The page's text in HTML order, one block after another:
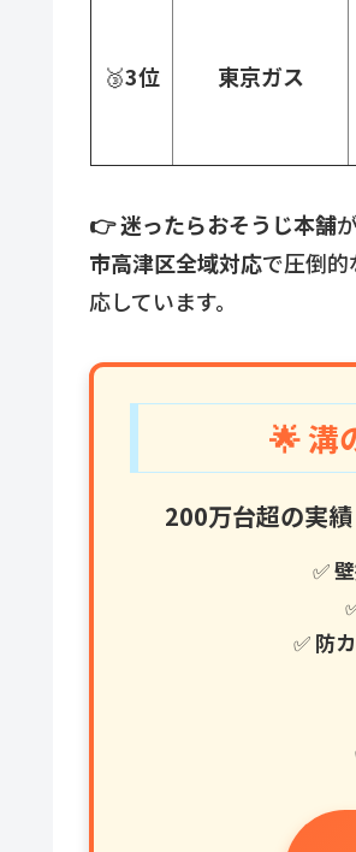
🥉3位 東京ガス
👉 迷ったらおそうじ本舗
市高津区全域対応で圧倒
応しています。
🌟 溝
200万台超の実
✅
✅ 防